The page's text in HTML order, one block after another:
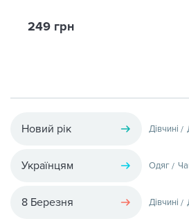
249 грн
Новий рік Дівчині
Українцям Одяг
8 Березня Дівчині